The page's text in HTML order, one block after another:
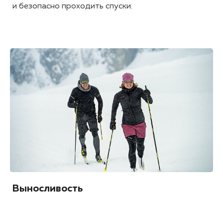
и безопасно проходить спуски.
Выносливость